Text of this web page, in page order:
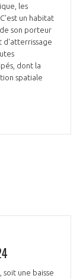
les
un habitat
son porteur
d'atterrissage
dont la
spatiale
soit une baisse